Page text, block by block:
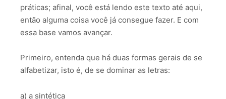
práticas; afinal, você está lendo este texto até aqui,
então alguma coisa você já consegue fazer. E com
essa base vamos avançar.
Primeiro, entenda que há duas formas gerais de se
alfabetizar, isto é, de se dominar as letras:
a) a sintética